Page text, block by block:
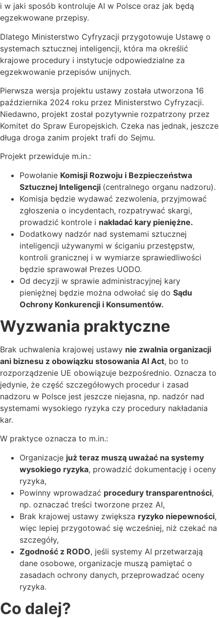
i w jaki sposób kontroluje AI w Polsce oraz jak będą
egzekwowane przepisy.
Dlatego Ministerstwo Cyfryzacji przygotowuje Ustawę o
systemach sztucznej inteligencji, która ma określić
krajowe procedury i instytucje odpowiedzialne za
egzekwowanie przepisów unijnych.
Pierwsza wersja projektu ustawy została utworzona 16
października 2024 roku przez Ministerstwo Cyfryzacji.
Niedawno, projekt został pozytywnie rozpatrzony przez
Komitet do Spraw Europejskich. Czeka nas jednak, jeszcze
długa droga zanim projekt trafi do Sejmu.
Projekt przewiduje m.in.:
Powołanie Komisji Rozwoju i Bezpieczeństwa
Sztucznej Inteligencji (centralnego organu nadzoru).
Komisja będzie wydawać zezwolenia, przyjmować
zgłoszenia o incydentach, rozpatrywać skargi,
prowadzić kontrole i nakładać kary pieniężne.
Dodatkowy nadzór nad systemami sztucznej
inteligencji używanymi w ściganiu przestępstw,
kontroli granicznej i w wymiarze sprawiedliwości
będzie sprawował Prezes UODO.
Od decyzji w sprawie administracyjnej kary
pieniężnej będzie można odwołać się do Sądu
Ochrony Konkurencji i Konsumentów.
Wyzwania praktyczne
Brak uchwalenia krajowej ustawy nie zwalnia organizacji
ani biznesu z obowiązku stosowania AI Act, bo to
rozporządzenie UE obowiązuje bezpośrednio. Oznacza to
jedynie, że część szczegółowych procedur i zasad
nadzoru w Polsce jest jeszcze niejasna, np. nadzór nad
systemami wysokiego ryzyka czy procedury nakładania
kar.
W praktyce oznacza to m.in.:
Organizacje już teraz muszą uważać na systemy
wysokiego ryzyka, prowadzić dokumentację i oceny
ryzyka,
Powinny wprowadzać procedury transparentności,
np. oznaczać treści tworzone przez AI,
Brak krajowej ustawy zwiększa ryzyko niepewności,
więc lepiej przygotować się wcześniej, niż czekać na
szczegóły,
Zgodność z RODO, jeśli systemy AI przetwarzają
dane osobowe, organizacje muszą pamiętać o
zasadach ochrony danych, przeprowadzać oceny
ryzyka.
Co dalej?